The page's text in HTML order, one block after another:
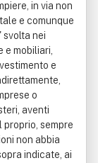
in via non
e comunque
svolta nei
mobiliari,
e
o
aventi
sempre
non abbia
indicate, ai